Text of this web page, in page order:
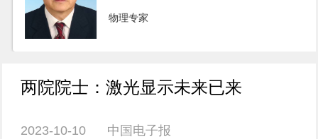
物理专家
两院院士：激光显示未来已来
2023-10-10 中国电子报